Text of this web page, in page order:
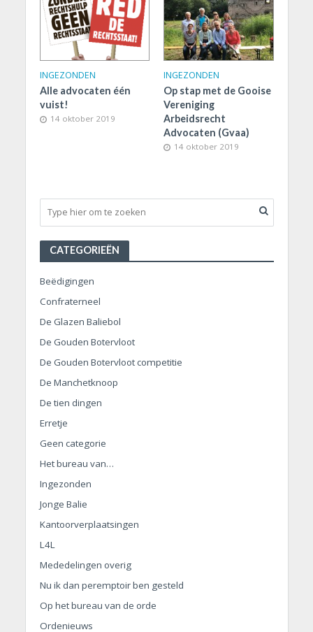
INGEZONDEN
Alle advocaten één
vuist!
14 oktober 2019
INGEZONDEN
Op stap met de Gooise
Vereniging
Arbeidsrecht
Advocaten (Gvaa)
14 oktober 2019
CATEGORIEËN
Beëdigingen
Confraterneel
De Glazen Baliebol
De Gouden Botervloot
De Gouden Botervloot competitie
De Manchetknoop
De tien dingen
Erretje
Geen categorie
Het bureau van…
Ingezonden
Jonge Balie
Kantoorverplaatsingen
L4L
Mededelingen overig
Nu ik dan peremptoir ben gesteld
Op het bureau van de orde
Ordenieuws